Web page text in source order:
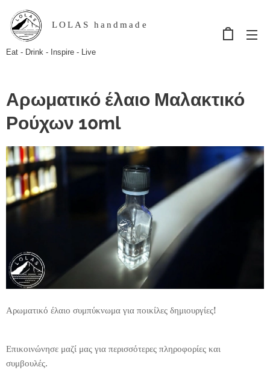
LOLAS handmade
Eat - Drink - Inspire - Live
Αρωματικό έλαιο Μαλακτικό
Ρούχων 10ml
Αρωματικό έλαιο συμπύκνωμα για ποικίλες δημιουργίες!
Επικοινώνησε μαζί μας για περισσότερες πληροφορίες και
συμβουλές.